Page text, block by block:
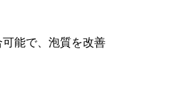
能で、泡質を改善